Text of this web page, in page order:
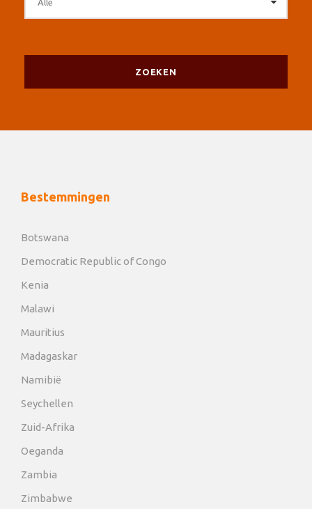
Bestemmingen
Botswana
Democratic Republic of Congo
Kenia
Malawi
Mauritius
Madagaskar
Namibië
Seychellen
Zuid-Afrika
Oeganda
Zambia
Zimbabwe